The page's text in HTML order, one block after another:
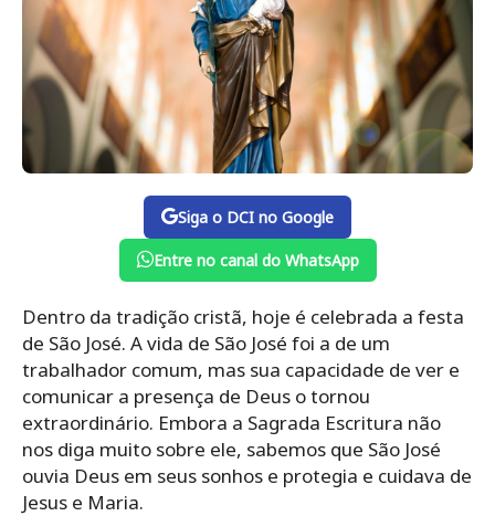
Siga o DCI no Google
Entre no canal do WhatsApp
Dentro da tradição cristã, hoje é celebrada a festa
de São José. A vida de São José foi a de um
trabalhador comum, mas sua capacidade de ver e
comunicar a presença de Deus o tornou
extraordinário. Embora a Sagrada Escritura não
nos diga muito sobre ele, sabemos que São José
ouvia Deus em seus sonhos e protegia e cuidava de
Jesus e Maria.